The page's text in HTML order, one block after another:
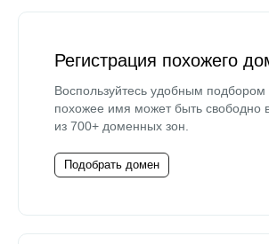
Регистрация похожего
Воспользуйтесь удобным
похожее имя может быть свободно
из 700+ доменных зон.
Подобрать домен